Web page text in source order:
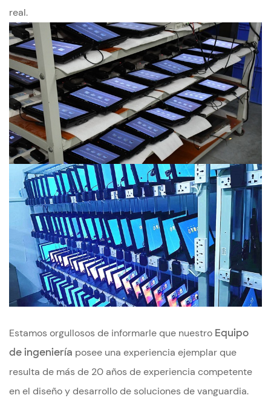
real.
Estamos orgullosos de informarle que nuestro Equipo
de ingeniería posee una experiencia ejemplar que
resulta de más de 20 años de experiencia competente
en el diseño y desarrollo de soluciones de vanguardia.